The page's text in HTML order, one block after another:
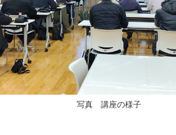
写真 講座の様子